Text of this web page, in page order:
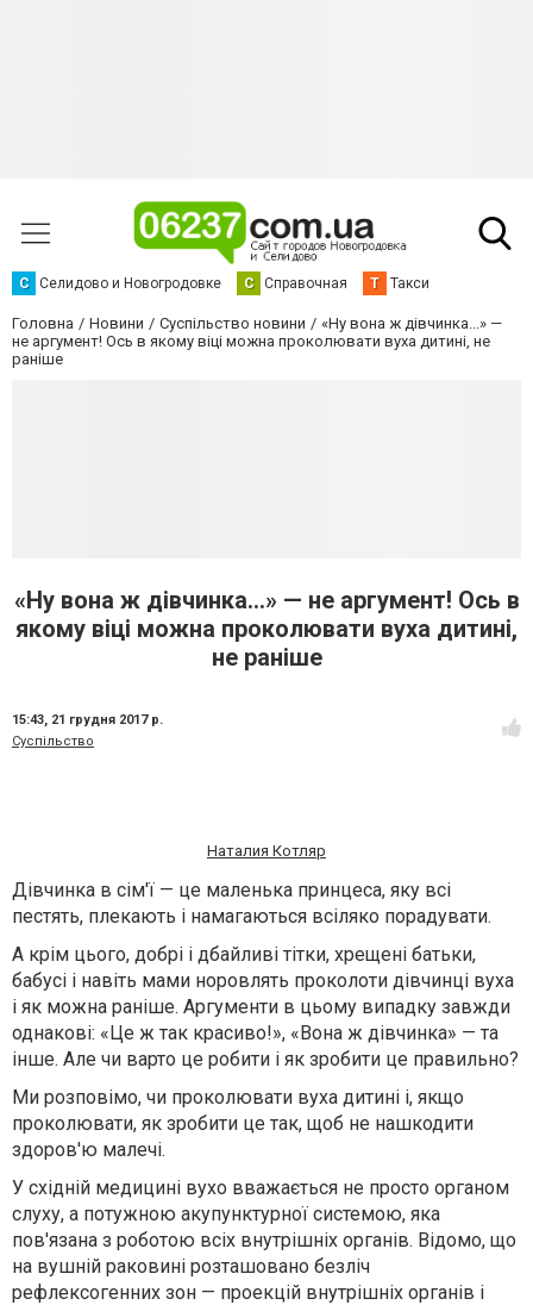
С Селидово и Новогродовке С Справочная Т Такси
Головна Новини Суспільство новини
«Ну вона ж дівчинка...» —
не аргумент! Ось в якому віці можна проколювати вуха дитині, не
раніше
«Ну вона ж дівчинка...» — не аргумент! Ось в
якому віці можна проколювати вуха дитині,
не раніше
15:43, 21 грудня 2017 р.
Суспільство
Наталия Котляр
Дівчинка в сім'ї — це маленька принцеса, яку всі
пестять, плекають і намагаються всіляко порадувати.
А крім цього, добрі і дбайливі тітки, хрещені батьки,
бабусі і навіть мами норовлять проколоти дівчинці вуха
і як можна раніше. Аргументи в цьому випадку завжди
однакові: «Це ж так красиво!», «Вона ж дівчинка» — та
інше. Але чи варто це робити і як зробити це правильно?
Ми розповімо, чи проколювати вуха дитині і, якщо
проколювати, як зробити це так, щоб не нашкодити
здоров'ю малечі.
У східній медицині вухо вважається не просто органом
слуху, а потужною акупунктурної системою, яка
пов'язана з роботою всіх внутрішніх органів. Відомо, що
на вушній раковині розташовано безліч
рефлексогенних зон — проекцій внутрішніх органів і